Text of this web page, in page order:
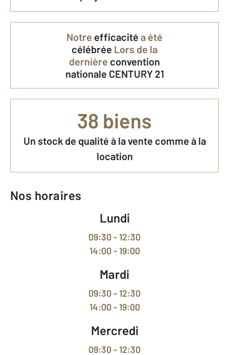
Notre efficacité a été
célébrée Lors de la
dernière convention
nationale CENTURY 21
38 biens
Un stock de qualité à la vente comme à la
location
Nos horaires
Lundi
09:30 - 12:30
14:00 - 19:00
Mardi
09:30 - 12:30
14:00 - 19:00
Mercredi
09:30 - 12:30